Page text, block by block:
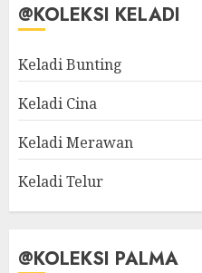
@KOLEKSI KELADI
Keladi Bunting
Keladi Cina
Keladi Merawan
Keladi Telur
@KOLEKSI PALMA